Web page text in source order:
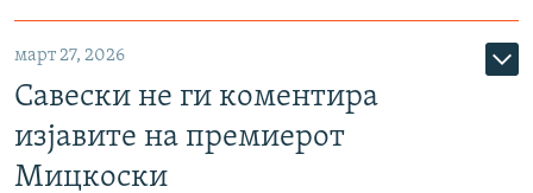
март 27, 2026
Савески не ги коментира
изјавите на премиерот
Мицкоски